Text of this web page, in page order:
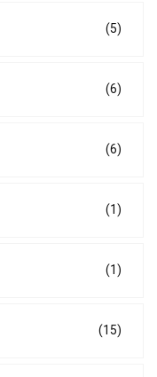
(5)
(6)
(6)
(1)
(1)
(15)